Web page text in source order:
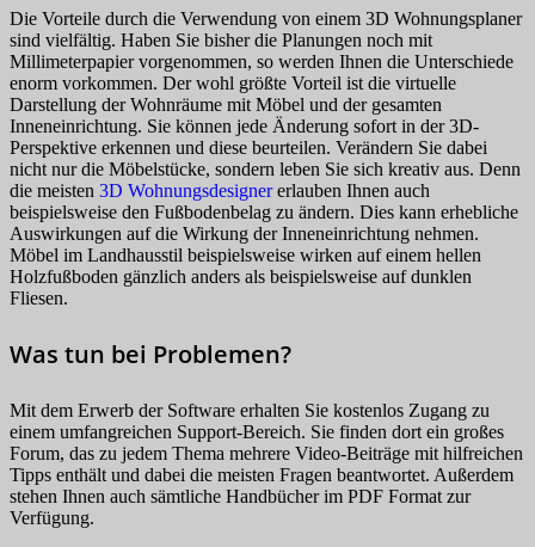
Die Vorteile durch die Verwendung von einem 3D Wohnungsplaner
sind vielfältig. Haben Sie bisher die Planungen noch mit
Millimeterpapier vorgenommen, so werden Ihnen die Unterschiede
enorm vorkommen. Der wohl größte Vorteil ist die virtuelle
Darstellung der Wohnräume mit Möbel und der gesamten
Inneneinrichtung. Sie können jede Änderung sofort in der 3D-
Perspektive erkennen und diese beurteilen. Verändern Sie dabei
nicht nur die Möbelstücke, sondern leben Sie sich kreativ aus. Denn
die meisten 3D Wohnungsdesignererlauben Ihnen auch
beispielsweise den Fußbodenbelag zu ändern. Dies kann erhebliche
Auswirkungen auf die Wirkung der Inneneinrichtung nehmen.
Möbel im Landhausstil beispielsweise wirken auf einem hellen
Holzfußboden gänzlich anders als beispielsweise auf dunklen
Fliesen.
Was tun bei Problemen?
Mit dem Erwerb der Software erhalten Sie kostenlos Zugang zu
einem umfangreichen Support-Bereich. Sie finden dort ein großes
Forum, das zu jedem Thema mehrere Video-Beiträge mit hilfreichen
Tipps enthält und dabei die meisten Fragen beantwortet. Außerdem
stehen Ihnen auch sämtliche Handbücher im PDF Format zur
Verfügung.